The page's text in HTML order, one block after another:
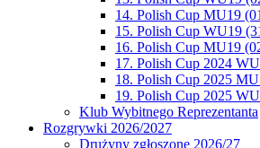
14. Polish Cup MU19
15. Polish Cup WU19
16. Polish Cup MU19
17. Polish Cup 2024
18. Polish Cup 2025
19. Polish Cup 2025
Klub Wybitnego Reprezentanta
Rozgrywki 2026/2027
Drużyny zgłoszone 2026/27